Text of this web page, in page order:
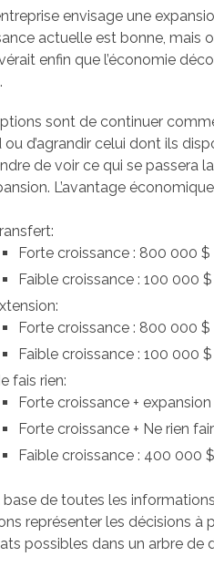
envisage une
actuelle est bonne, mais
enfin que l’économie
sont de continuer
ou d’agrandir celui dont ils
de voir ce qui se passera
L’avantage
Forte croissance : 800 000 $
Faible croissance : 100 000 $
Forte croissance : 800 000 $
Faible croissance : 100 000 $
fais rien:
Forte croissance +
Forte croissance + Ne rien
Faible croissance : 400 000 $
base de toutes les
représenter les décisions à
possibles dans un arbre de